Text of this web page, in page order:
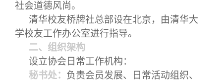
社会道德风尚。
清华校友桥牌社总部设在北京，由清华大
学校友工作办公室进行指导。
二、组织架构
设立协会日常工作机构：
秘书处： 负责会员发展、日常活动组织、